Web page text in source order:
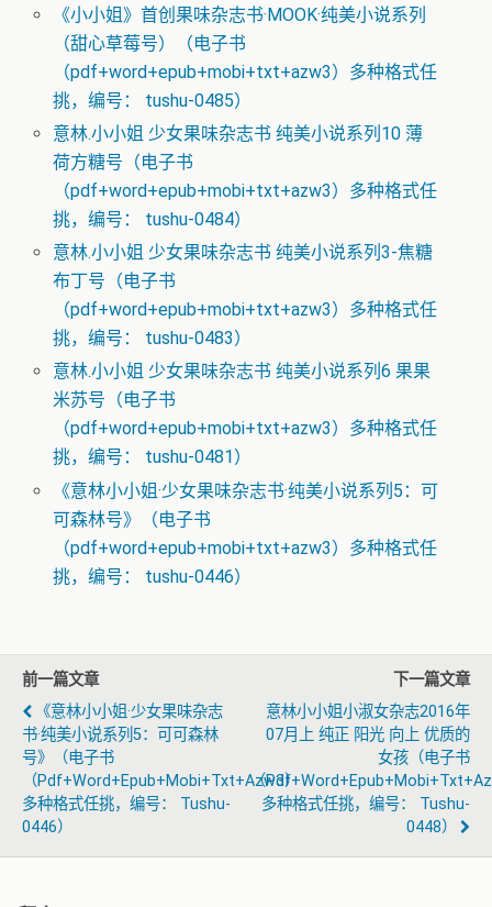
《小小姐》首创果味杂志书·MOOK·纯美小说系列
（甜心草莓号）（电子书
（pdf+word+epub+mobi+txt+azw3）多种格式任
挑，编号： tushu-0485）
意林.小小姐 少女果味杂志书 纯美小说系列10 薄
荷方糖号（电子书
（pdf+word+epub+mobi+txt+azw3）多种格式任
挑，编号： tushu-0484）
意林.小小姐 少女果味杂志书 纯美小说系列3-焦糖
布丁号（电子书
（pdf+word+epub+mobi+txt+azw3）多种格式任
挑，编号： tushu-0483）
意林.小小姐 少女果味杂志书 纯美小说系列6 果果
米苏号（电子书
（pdf+word+epub+mobi+txt+azw3）多种格式任
挑，编号： tushu-0481）
《意林小小姐·少女果味杂志书·纯美小说系列5：可
可森林号》（电子书
（pdf+word+epub+mobi+txt+azw3）多种格式任
挑，编号： tushu-0446）
前一篇文章
《意林小小姐·少女果味杂志
书·纯美小说系列5：可可森林
号》（电子书
（pdf+word+epub+mobi+txt+azw3）
多种格式任挑，编号： Tushu-
0446）
下一篇文章
意林小小姐小淑女杂志2016年
07月上 纯正 阳光 向上 优质的
女孩（电子书
（
多种格式任挑，编号： Tushu-
0448）